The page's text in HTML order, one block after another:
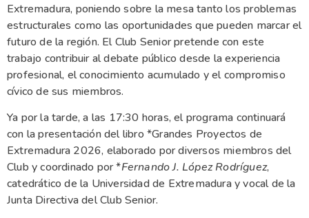
Extremadura, poniendo sobre la mesa tanto los problemas
estructurales como las oportunidades que pueden marcar el
futuro de la región. El Club Senior pretende con este
trabajo contribuir al debate público desde la experiencia
profesional, el conocimiento acumulado y el compromiso
cívico de sus miembros.
Ya por la tarde, a las 17:30 horas, el programa continuará
con la presentación del libro *Grandes Proyectos de
Extremadura 2026, elaborado por diversos miembros del
Club y coordinado por *Fernando J. López Rodríguez,
catedrático de la Universidad de Extremadura y vocal de la
Junta Directiva del Club Senior.